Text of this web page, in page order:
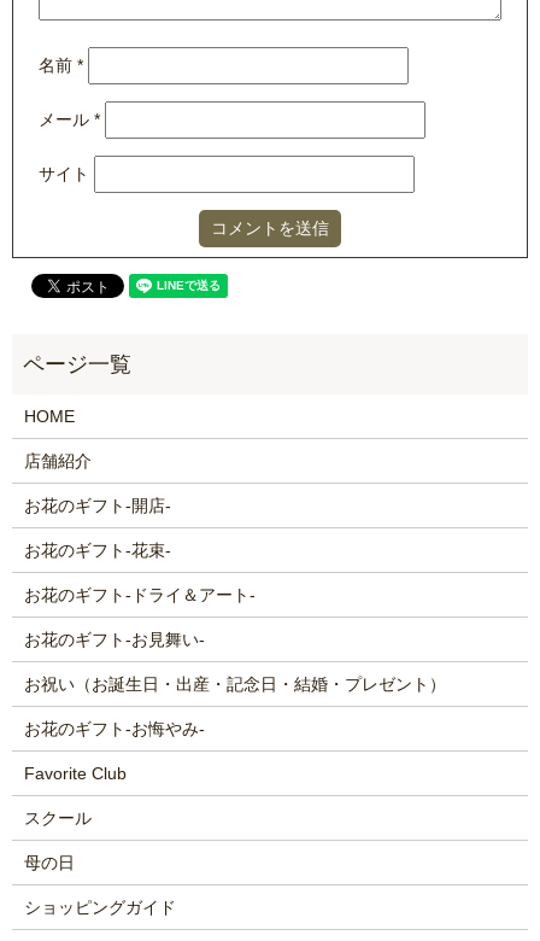
名前*
メール*
サイト
HOME
店舗紹介
お花のギフト-開店-
お花のギフト-花束-
お花のギフト-ドライ＆アート-
お花のギフト-お見舞い-
お祝い（お誕生日・出産・記念日・結婚・プレゼント）
お花のギフト-お悔やみ-
Favorite Club
スクール
母の日
ショッピングガイド